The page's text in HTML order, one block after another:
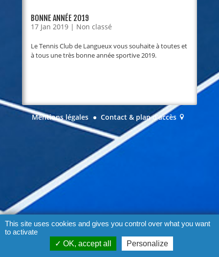
BONNE ANNÉE 2019
17 Jan 2019| Non classé
Le Tennis Club de Langueux vous souhaite à toutes et
à tous une très bonne année sportive 2019.
Mentions légales Contact & plan d’accès
This site uses cookies and gives you control over what you want
to activate
OK, accept all
Personalize